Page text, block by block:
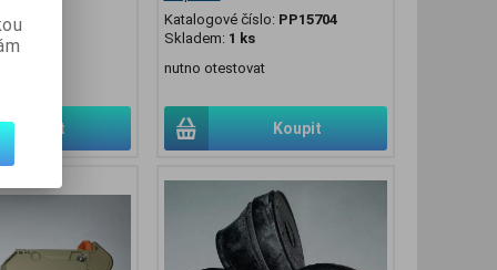
Koupit
Katalogové číslo: PP15704
Skladem: 1 ks
nutno otestovat
Koupit